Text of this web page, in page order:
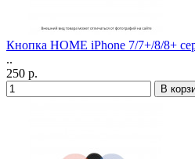
Кнопка HOME iPhone 7/7+/8/8+
..
250 р.